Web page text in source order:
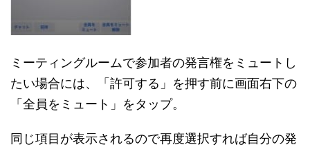
ミーティングルームで参加者の発言権をミュートし
たい場合には、「許可する」を押す前に画面右下の
「全員をミュート」をタップ。
同じ項目が表示されるので再度選択すれば自分の発